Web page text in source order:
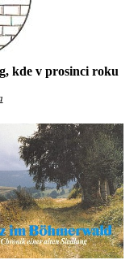
kde v prosinci roku